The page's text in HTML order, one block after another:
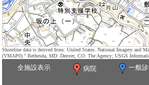
Shoreline data is derived from: United States. National Imagery and
(VMAP0)." Bethesda, MD: Denver, CO: The Agency; USGS
全施設表示 病院 一般